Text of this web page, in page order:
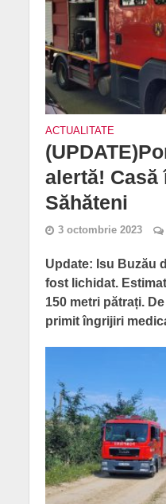
ACTUALITATE
alertă!
Săhăteni
3 octombrie 2023
Update: Isu Buzău
fost lichidat.
150 metri pătrați.
primit îngrijiri